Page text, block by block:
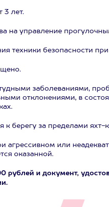
3 лет.
на управление
техники безопасности при
заболеваниями,
отклонениями, в
к берегу за пределами яхт-
агрессивном или
оказанной.
рублей и документ,